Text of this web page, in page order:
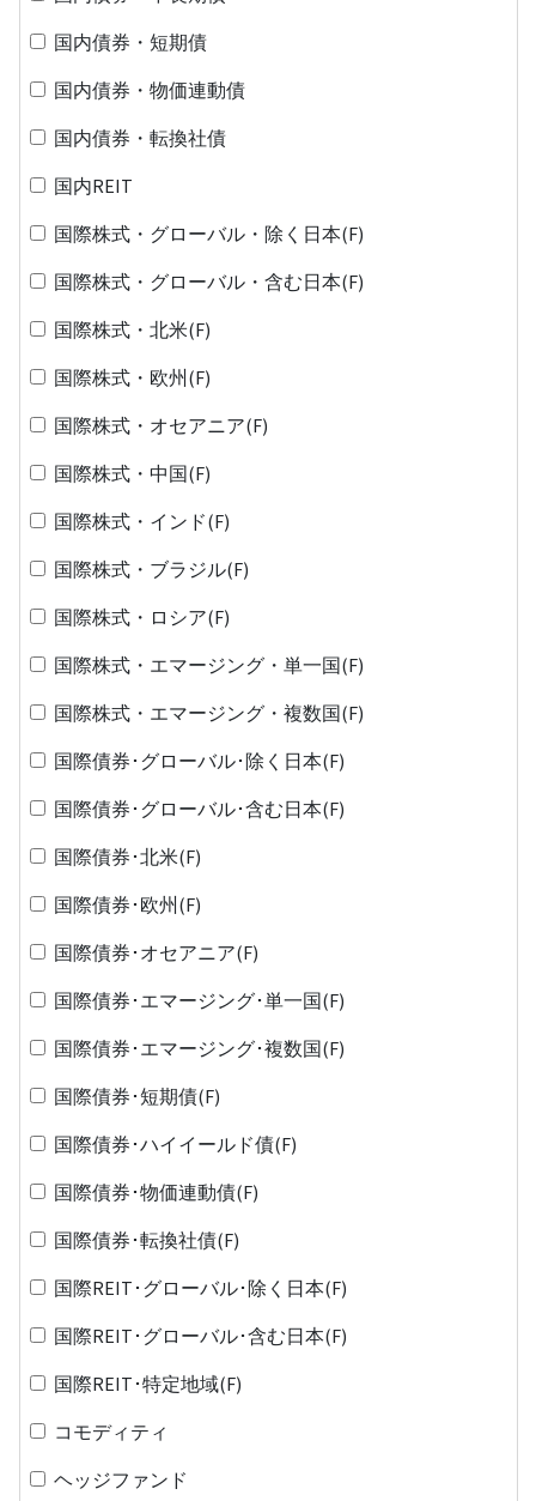
国内債券・短期債
国内債券・物価連動債
国内債券・転換社債
国内REIT
国際株式・グローバル・除く日本(F)
国際株式・グローバル・含む日本(F)
国際株式・北米(F)
国際株式・欧州(F)
国際株式・オセアニア(F)
国際株式・中国(F)
国際株式・インド(F)
国際株式・ブラジル(F)
国際株式・ロシア(F)
国際株式・エマージング・単一国(F)
国際株式・エマージング・複数国(F)
国際債券･グローバル･除く日本(F)
国際債券･グローバル･含む日本(F)
国際債券･北米(F)
国際債券･欧州(F)
国際債券･オセアニア(F)
国際債券･エマージング･単一国(F)
国際債券･エマージング･複数国(F)
国際債券･短期債(F)
国際債券･ハイイールド債(F)
国際債券･物価連動債(F)
国際債券･転換社債(F)
国際REIT･グローバル･除く日本(F)
国際REIT･グローバル･含む日本(F)
国際REIT･特定地域(F)
コモディティ
ヘッジファンド